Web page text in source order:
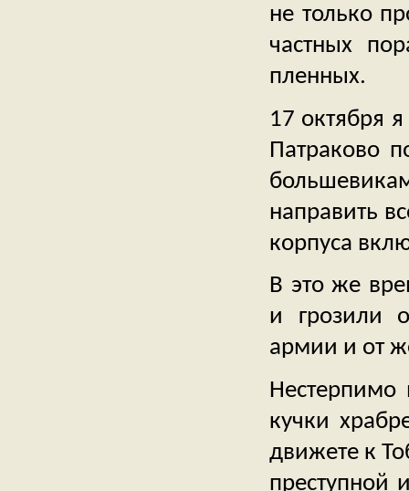
не только
частных
пленных.
17 октября
Патраково
направить
корпуса
В это же
и грозили
армии и от
Нестерпимо
кучки
движете к
преступной